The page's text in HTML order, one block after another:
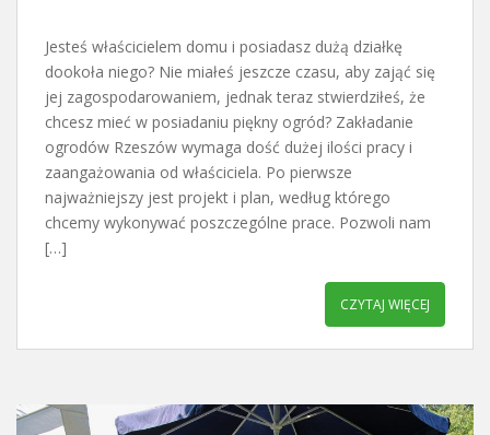
Jesteś właścicielem domu i posiadasz dużą działkę
dookoła niego? Nie miałeś jeszcze czasu, aby zająć się
jej zagospodarowaniem, jednak teraz stwierdziłeś, że
chcesz mieć w posiadaniu piękny ogród? Zakładanie
ogrodów Rzeszów wymaga dość dużej ilości pracy i
zaangażowania od właściciela. Po pierwsze
najważniejszy jest projekt i plan, według którego
chcemy wykonywać poszczególne prace. Pozwoli nam
[…]
CZYTAJ WIĘCEJ